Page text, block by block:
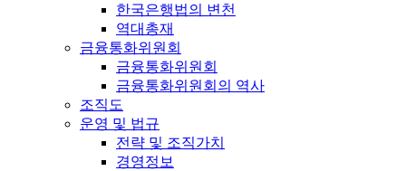
한국은행법의 변천
역대총재
금융통화위원회
금융통화위원회
금융통화위원회의 역사
조직도
운영 및 법규
전략 및 조직가치
경영정보